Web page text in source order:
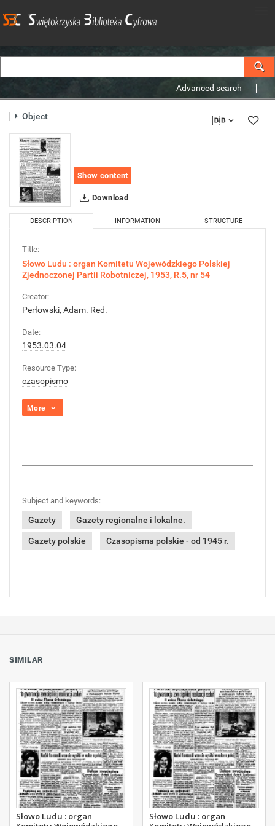
Advanced search
Object
Show content
Download
DESCRIPTION INFORMATION STRUCTURE
Title:
Słowo Ludu : organ Komitetu Wojewódzkiego Polskiej
Zjednoczonej Partii Robotniczej, 1953, R.5, nr 54
Creator:
Perłowski, Adam. Red.
Date:
1953.03.04
Resource Type:
czasopismo
More
Subject and keywords:
Gazety Gazety regionalne i lokalne.
Gazety polskie Czasopisma polskie - od 1945 r.
SIMILAR
Słowo Ludu : organ
Słowo Ludu : organ